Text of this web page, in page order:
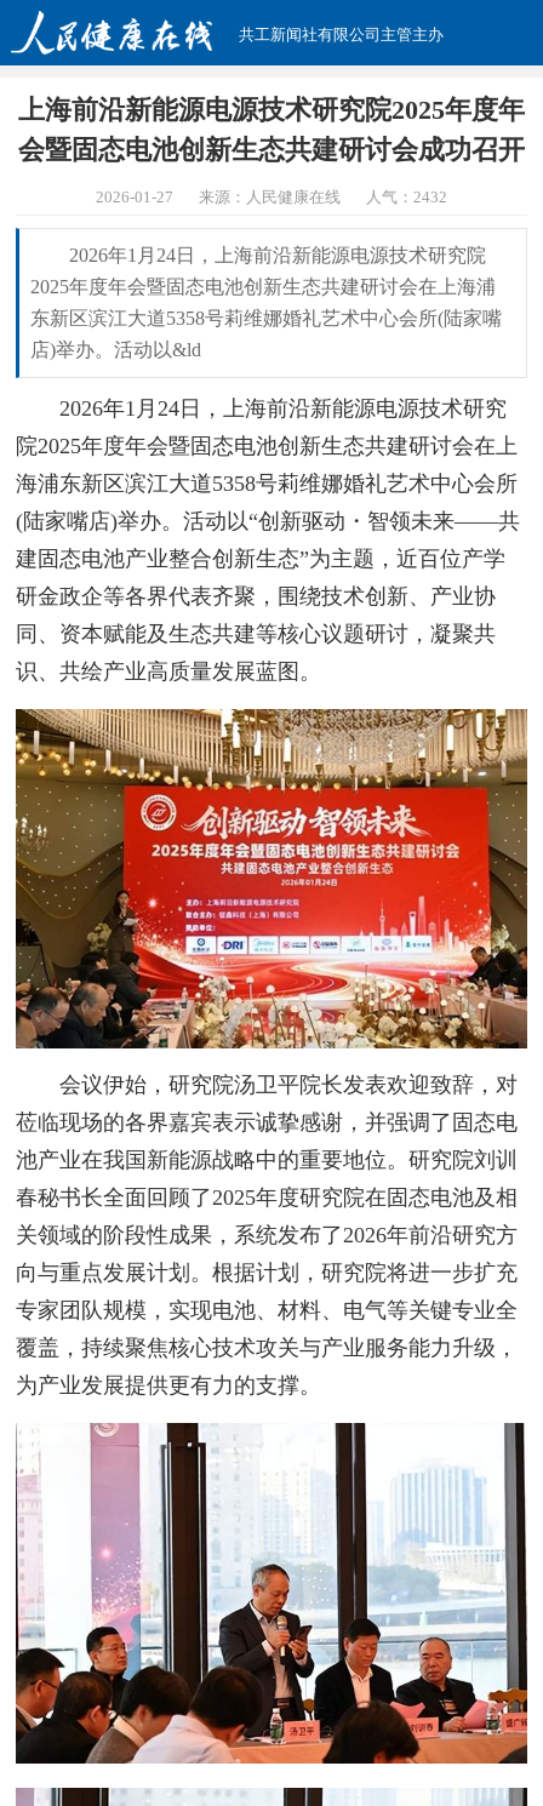
共工新闻社有限公司主管主办
上海前沿新能源电源技术研究院2025年度年
会暨固态电池创新生态共建研讨会成功召开
2026-01-27 来源：人民健康在线 人气： 2432
2026年1月24日，上海前沿新能源电源技术研究院
2025年度年会暨固态电池创新生态共建研讨会在上海浦
东新区滨江大道5358号莉维娜婚礼艺术中心会所(陆家嘴
店)举办。活动以&ld
2026年1月24日，上海前沿新能源电源技术研究
院2025年度年会暨固态电池创新生态共建研讨会在上
海浦东新区滨江大道5358号莉维娜婚礼艺术中心会所
(陆家嘴店)举办。活动以“创新驱动・智领未来——共
建固态电池产业整合创新生态”为主题，近百位产学
研金政企等各界代表齐聚，围绕技术创新、产业协
同、资本赋能及生态共建等核心议题研讨，凝聚共
识、共绘产业高质量发展蓝图。
会议伊始，研究院汤卫平院长发表欢迎致辞，对
莅临现场的各界嘉宾表示诚挚感谢，并强调了固态电
池产业在我国新能源战略中的重要地位。研究院刘训
春秘书长全面回顾了2025年度研究院在固态电池及相
关领域的阶段性成果，系统发布了2026年前沿研究方
向与重点发展计划。根据计划，研究院将进一步扩充
专家团队规模，实现电池、材料、电气等关键专业全
覆盖，持续聚焦核心技术攻关与产业服务能力升级，
为产业发展提供更有力的支撑。